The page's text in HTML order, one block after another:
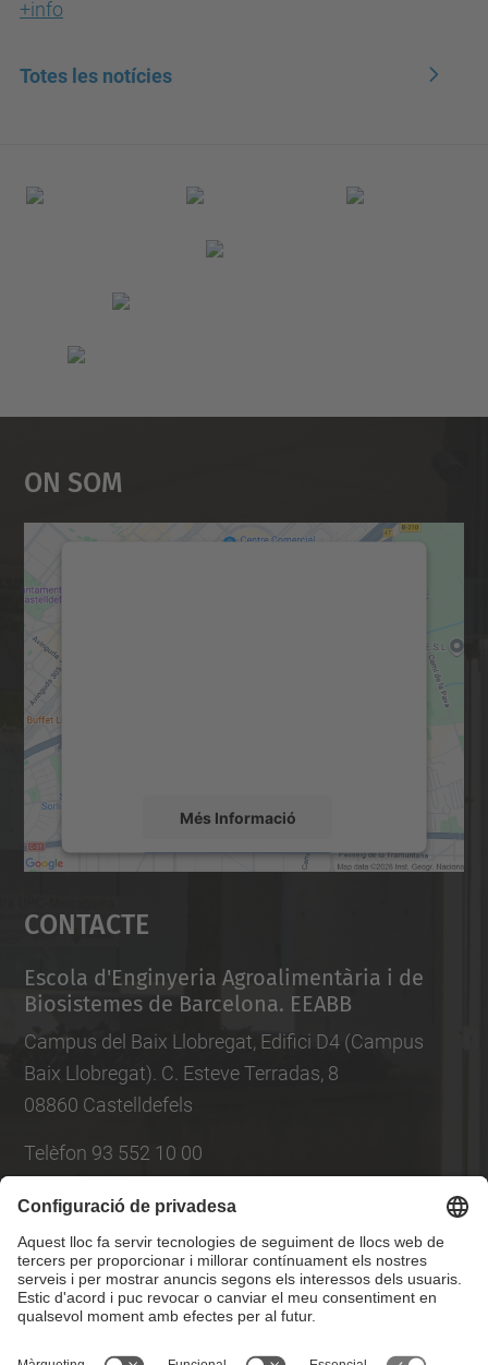
+info
Totes les notícies
On Som
Més Informació
Accepta
powered by
Contacte
Escola d'Enginyeria Agroalimentària i de
Biosistemes de Barcelona. EEABB
Campus del Baix Llobregat, Edifici D4 (Campus
Baix Llobregat). C. Esteve Terradas, 8
08860 Castelldefels
Telèfon 93 552 10 00
Llista Xarxes Socials